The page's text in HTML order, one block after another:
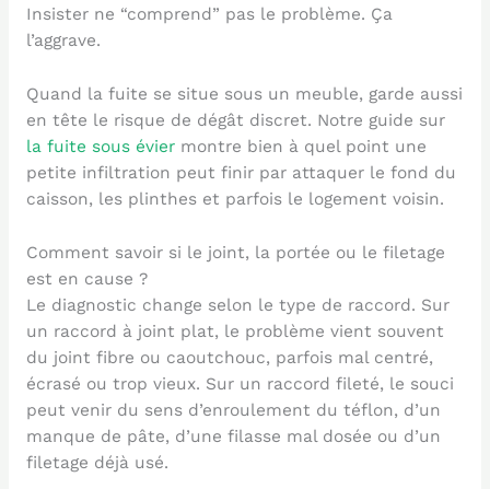
Insister ne “comprend” pas le problème. Ça
l’aggrave.
Quand la fuite se situe sous un meuble, garde aussi
en tête le risque de dégât discret. Notre guide sur
la fuite sous éviermontre bien à quel point une
petite infiltration peut finir par attaquer le fond du
caisson, les plinthes et parfois le logement voisin.
Comment savoir si le joint, la portée ou le filetage
est en cause ?
Le diagnostic change selon le type de raccord. Sur
un raccord à joint plat, le problème vient souvent
du joint fibre ou caoutchouc, parfois mal centré,
écrasé ou trop vieux. Sur un raccord fileté, le souci
peut venir du sens d’enroulement du téflon, d’un
manque de pâte, d’une filasse mal dosée ou d’un
filetage déjà usé.